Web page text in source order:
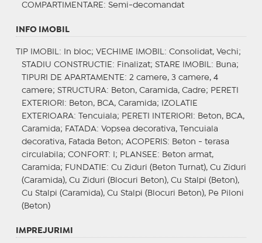
COMPARTIMENTARE : Semi-decomandat
INFO IMOBIL
TIP IMOBIL : In bloc; VECHIME IMOBIL : Consolidat, Vechi;
STADIU CONSTRUCTIE : Finalizat; STARE IMOBIL : Buna;
TIPURI DE APARTAMENTE : 2 camere, 3 camere, 4
camere; STRUCTURA: Beton, Caramida, Cadre; PERETI
EXTERIORI : Beton, BCA, Caramida;
IZOLATIE
EXTERIOARA: Tencuiala; PERETI INTERIORI : Beton, BCA,
Caramida; FATADA: Vopsea decorativa, Tencuiala
decorativa, Fatada Beton; ACOPERIS: Beton - terasa
circulabila; CONFORT : I; PLANSEE : Beton armat,
Caramida; FUNDATIE : Cu Ziduri (Beton Turnat), Cu Ziduri
(Caramida), Cu Ziduri (Blocuri Beton), Cu Stalpi (Beton),
Cu Stalpi (Caramida), Cu Stalpi (Blocuri Beton), Pe Piloni
(Beton)
IMPREJURIMI